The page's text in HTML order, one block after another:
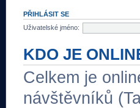
PŘIHLÁSIT SE
Uživatelské jméno:
KDO JE
Celkem je
návštěvníků